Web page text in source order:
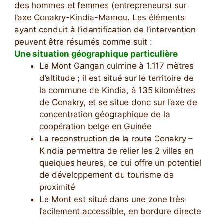
des hommes et femmes (entrepreneurs) sur
l’axe Conakry-Kindia-Mamou. Les éléments
ayant conduit à l’identification de l’intervention
peuvent être résumés comme suit :
Une situation géographique particulière
Le Mont Gangan culmine à 1.117 mètres
d’altitude ; il est situé sur le territoire de
la commune de Kindia, à 135 kilomètres
de Conakry, et se situe donc sur l’axe de
concentration géographique de la
coopération belge en Guinée
La reconstruction de la route Conakry –
Kindia permettra de relier les 2 villes en
quelques heures, ce qui offre un potentiel
de développement du tourisme de
proximité
Le Mont est situé dans une zone très
facilement accessible, en bordure directe